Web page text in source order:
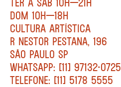
DOM 10H—18H
CULTURA ARTÍSTICA
R NESTOR PESTANA, 196
SÃO PAULO SP
WHATSAPP: [11] 97132-0725
TELEFONE: [11] 5178 5555